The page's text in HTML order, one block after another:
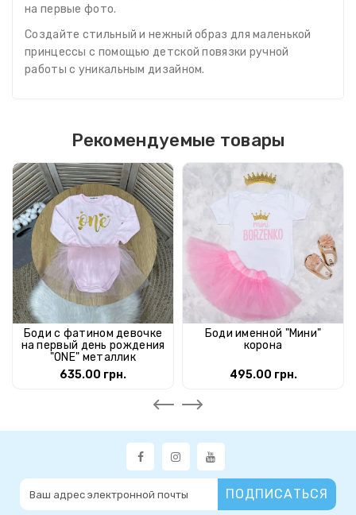
на первые фото.
Создайте стильный и нежный образ для маленькой
принцессы с помощью детской повязки ручной
работы с уникальным дизайном.
Рекомендуемые товары
Боди с фатином девочке
на первый день рождения
"ONE" металлик
635.00 грн.
Боди именной "Мини"
корона
495.00 грн.
ПОДПИСАТЬСЯ